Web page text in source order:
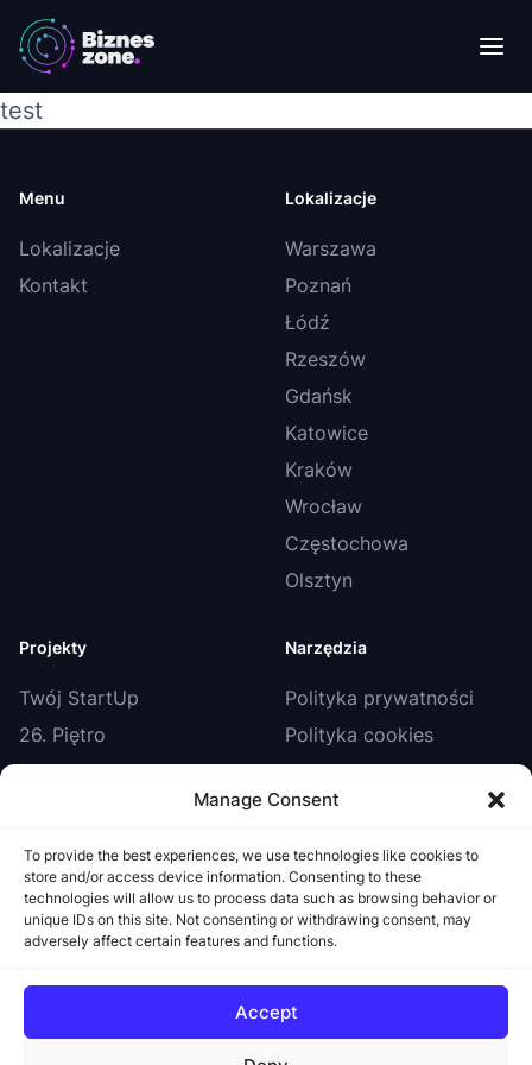
Manage Consent
To provide the best experiences, we use technologies like cookies to
store and/or access device information. Consenting to these
technologies will allow us to process data such as browsing behavior or
unique IDs on this site. Not consenting or withdrawing consent, may
adversely affect certain features and functions.
Accept
test
Menu
Lokalizacje
Kontakt
Lokalizacje
Warszawa
Poznań
Łódź
Rzeszów
Gdańsk
Katowice
Kraków
Wrocław
Częstochowa
Olsztyn
Projekty
Twój StartUp
26. Piętro
Smart Biznes
StartUp Booster
Twoja Szkoła
Narzędzia
Polityka prywatności
Polityka cookies
Regulamin
Portal sygnalisty